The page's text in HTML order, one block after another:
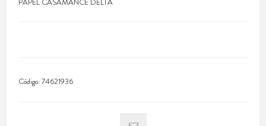
Código:74621936